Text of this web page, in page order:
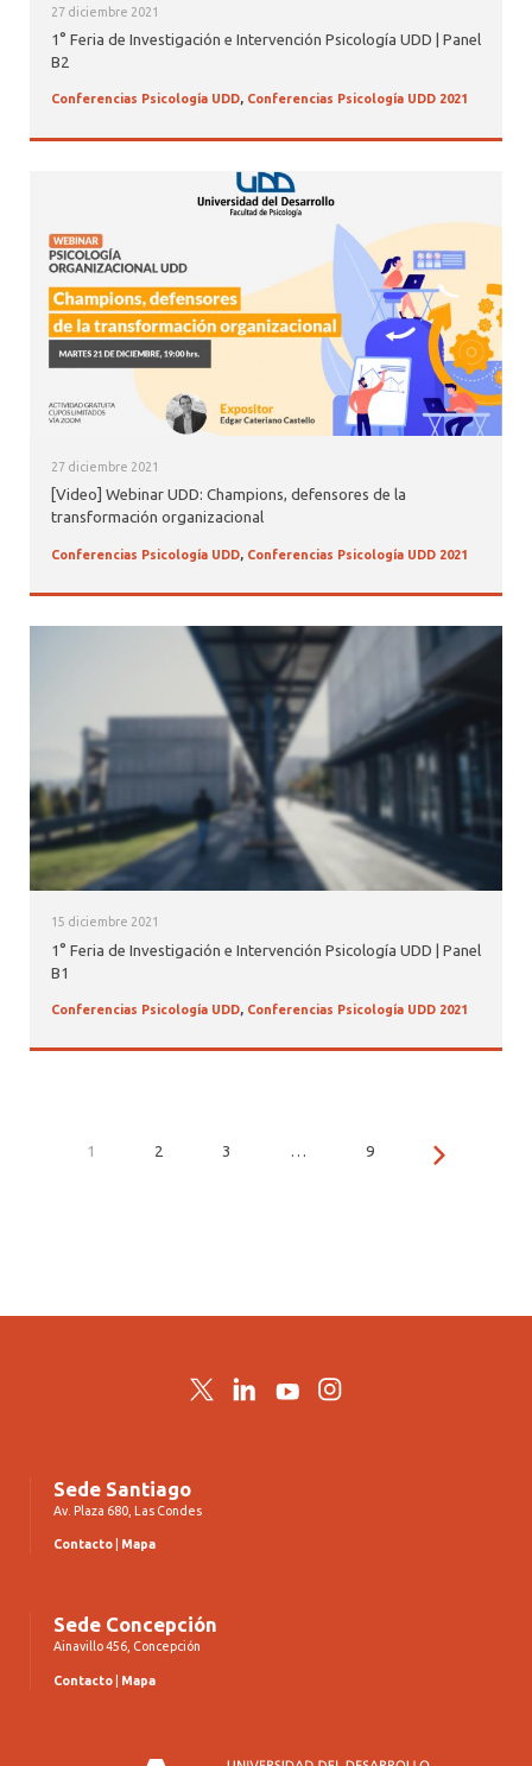
27 diciembre 2021
1° Feria de Investigación e Intervención Psicología UDD | Panel
B2
Conferencias Psicología UDD, Conferencias Psicología UDD 2021
27 diciembre 2021
[Video] Webinar UDD: Champions, defensores de la
transformación organizacional
Conferencias Psicología UDD, Conferencias Psicología UDD 2021
15 diciembre 2021
1° Feria de Investigación e Intervención Psicología UDD | Panel
B1
Conferencias Psicología UDD, Conferencias Psicología UDD 2021
1 2 3 … 9
TwitterLinkedInYouTubeInstagram
Sede Santiago
Av. Plaza 680, Las Condes
Contacto Mapa
Sede Concepción
Ainavillo 456, Concepción
Contacto Mapa